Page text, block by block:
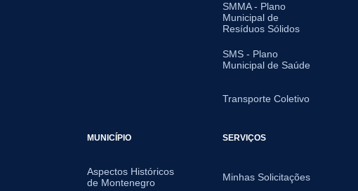
SMMA - Plano
Municipal de
Resíduos Sólidos
SMS - Plano
Municipal de Saúde
Transporte Coletivo
MUNICÍPIO
Aspectos Históricos
de Montenegro
SERVIÇOS
Minhas Solicitações